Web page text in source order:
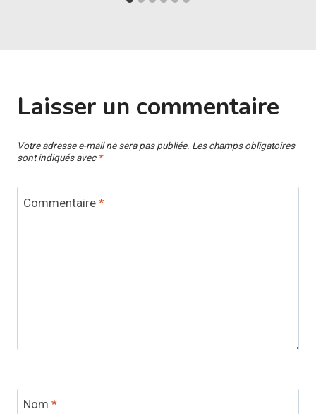
Laisser un commentaire
Votre adresse e-mail ne sera pas publiée. Les champs obligatoires
sont indiqués avec *
Commentaire *
Nom *